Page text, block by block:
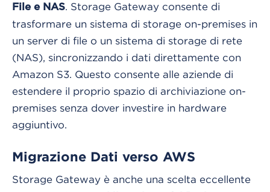
File e NAS. Storage Gateway consente di
trasformare un sistema di storage on-premises in
un server di file o un sistema di storage di rete
(NAS), sincronizzando i dati direttamente con
Amazon S3. Questo consente alle aziende di
estendere il proprio spazio di archiviazione on-
premises senza dover investire in hardware
aggiuntivo.
Migrazione Dati verso AWS
Storage Gateway è anche una scelta eccellente